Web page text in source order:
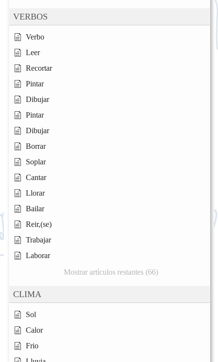
VERBOS
Verbo
Leer
Recortar
Pintar
Dibujar
Pintar
Dibujar
Borrar
Soplar
Cantar
Llorar
Bailar
Reir,(se)
Trabajar
Laborar
Mostrar artículos restantes (66)
CLIMA
Sol
Calor
Frio